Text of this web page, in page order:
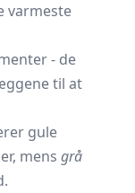
varmeste
- de
til at
gule
mens grå